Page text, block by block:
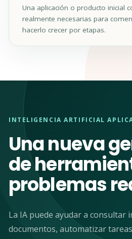
Una aplicación o producto inicial
realmente necesarias para
hacerlo crecer por etapas.
INTELIGENCIA ARTIFICIAL
Una nueva
de
problemas
La IA puede ayudar a consultar
documentos, automatizar